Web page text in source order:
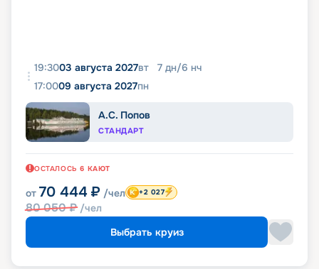
19:3003 августа 2027вт 7 дн/6 нч
17:0009 августа 2027пн
А.С. Попов
СТАНДАРТ
ОСТАЛОСЬ 6 КАЮТ
от 70 444 ₽ /чел
80 050₽ /чел
+2 027
Выбрать круиз